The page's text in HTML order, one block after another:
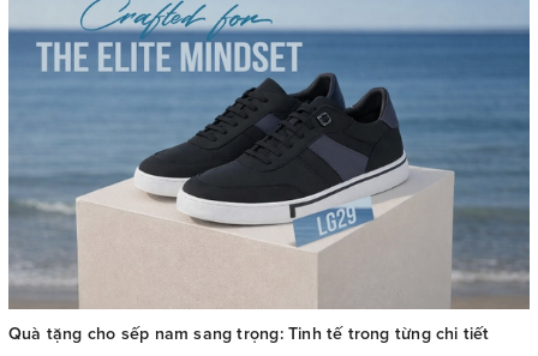
Quà tặng cho sếp nam sang trọng: Tinh tế trong từng chi tiết